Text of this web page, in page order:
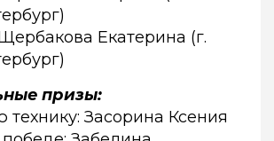
Екатерина (г.
призы:
Засорина Ксения